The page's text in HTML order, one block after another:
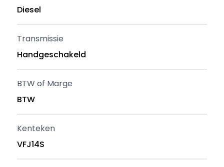
Diesel
Transmissie
Handgeschakeld
BTW of Marge
BTW
Kenteken
VFJ14S